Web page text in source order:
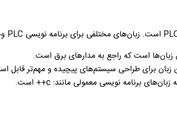
است. زبان‌های مختلفی برای برنامه نویسی PLC
زبان‌ها است که راجع به مدار‌های برق است.
زبان برای طراحی سیستم‌های پیچیده‌ و مهم‌تر قابل
زبان‌های برنامه ‌نویسی معمولی مانند: c++ است.